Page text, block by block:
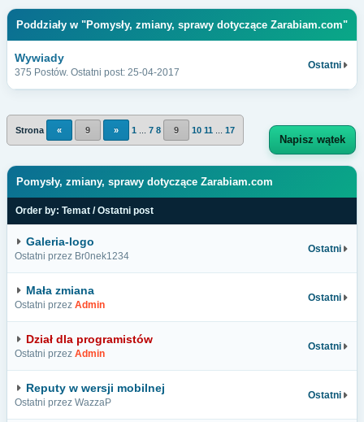
Poddziały w "Pomysły, zmiany, sprawy dotyczące Zarabiam.com"
Wywiady
375 Postów. Ostatni post: 25-04-2017
Ostatni
Strona « 9 » 1 7 8 9 10 11 17
Napisz wątek
Pomysły, zmiany, sprawy dotyczące Zarabiam.com
Order by: Temat /Ostatni post
Galeria-logo
Ostatni przez Br0nek1234
Ostatni
Mała zmiana
Ostatni przez Admin
Ostatni
Dział dla programistów
Ostatni przez Admin
Ostatni
Reputy w wersji mobilnej
Ostatni przez WazzaP
Ostatni